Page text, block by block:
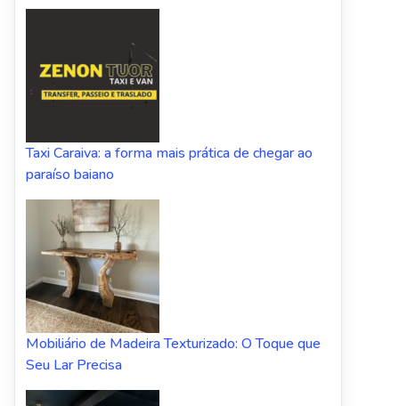
Taxi Caraiva: a forma mais prática de chegar ao
paraíso baiano
Mobiliário de Madeira Texturizado: O Toque que
Seu Lar Precisa